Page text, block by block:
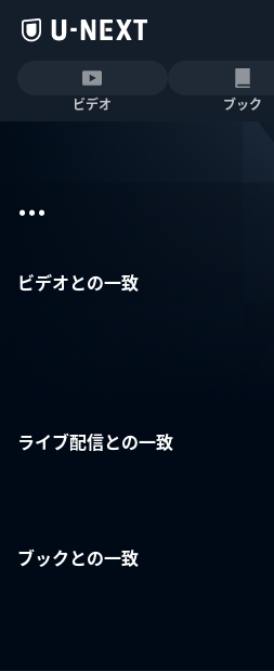
ビデオ ブック
...
ビデオとの一致
ライブ配信との一致
ブックとの一致